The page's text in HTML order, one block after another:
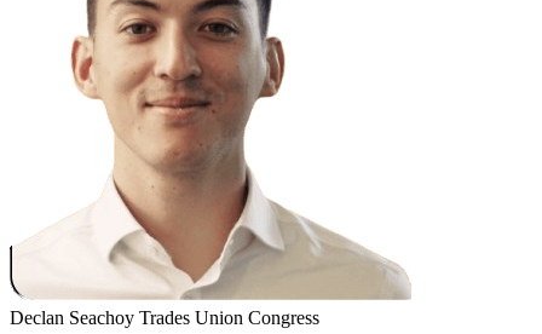
Declan Seachoy Trades Union Congress